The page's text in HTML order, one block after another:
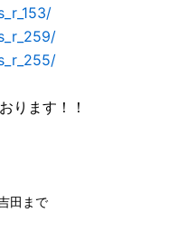
ります！！
田まで